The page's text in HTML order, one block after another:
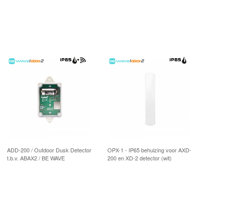
ADD-200 / Outdoor Dusk Detector
t.b.v. ABAX2 / BE WAVE
OPX-1 - IP65 behuizing voor AXD-
200 en XD-2 detector (wit)